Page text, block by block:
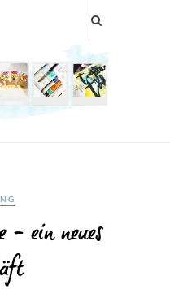
ein neues